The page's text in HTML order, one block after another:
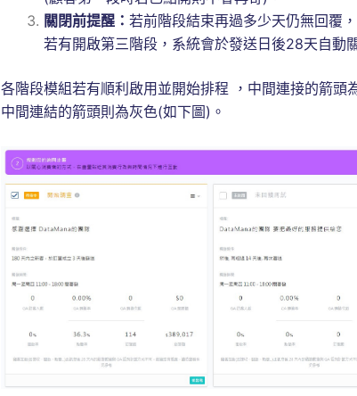
關閉前提醒：若前階段結束再過多少天仍無回覆
若有開啟第三階段，系統會於發送日後28天自動
各階段模組若有順利啟用並開始排程 ，中間連接的箭頭
中間連結的箭頭則為灰色(如下圖)。